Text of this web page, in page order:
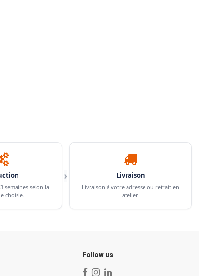
semaines selon la
choisie.
› Livraison
Livraison à votre adresse ou retrait en
atelier.
Follow us